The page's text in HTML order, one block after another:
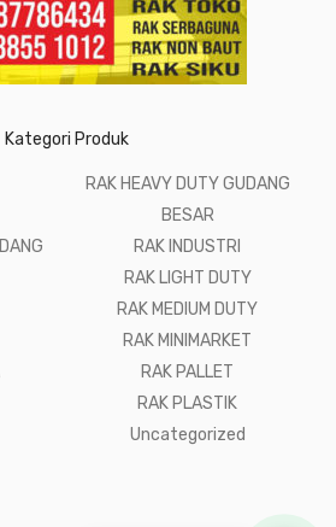
Kategori Produk
RAK HEAVY DUTY GUDANG
BESAR
RAK INDUSTRI
RAK LIGHT DUTY
RAK MEDIUM DUTY
RAK MINIMARKET
RAK PALLET
RAK PLASTIK
Uncategorized